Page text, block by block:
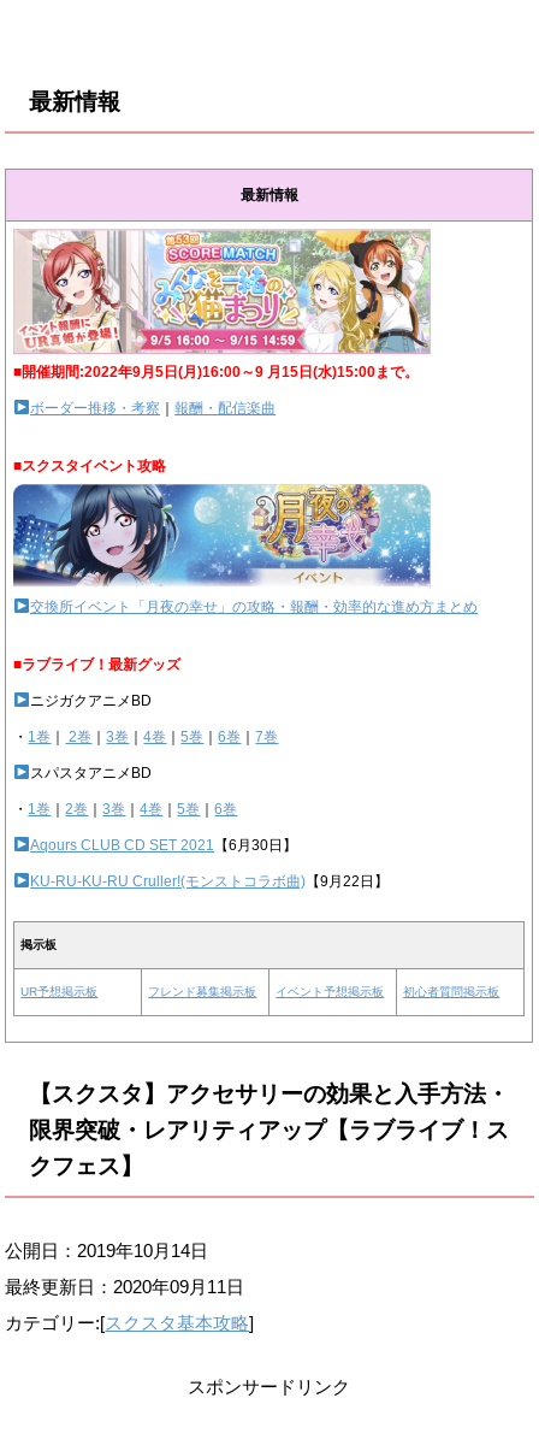
最新情報
最新情報
■開催期間:2022年9月5日(月)16:00～9 月15日(水)15:00まで。
ボーダー推移・考察 ｜報酬・配信楽曲
■スクスタイベント攻略
交換所イベント「月夜の幸せ」の攻略・報酬・効率的な進め方まとめ
■ラブライブ！最新グッズ
ニジガクアニメBD
・ 1巻 2巻 ｜3巻 ｜4巻 ｜5巻 ｜6巻 ｜7巻
スパスタアニメBD
・ 1巻 ｜2巻 ｜3巻 ｜4巻 ｜5巻 ｜6巻
Aqours CLUB CD SET 2021 【6月30日】
KU-RU-KU-RU Cruller!(モンストコラボ曲) 【9月22日】
掲示板
UR予想掲示板 フレンド募集掲示板 イベント予想掲示板 初心者質問掲示板
【スクスタ】アクセサリーの効果と入手方法・
限界突破・レアリティアップ【ラブライブ！ス
クフェス】
公開日：2019年10月14日
最終更新日： 2020年09月11日
カテゴリー:[スクスタ基本攻略]
スポンサードリンク